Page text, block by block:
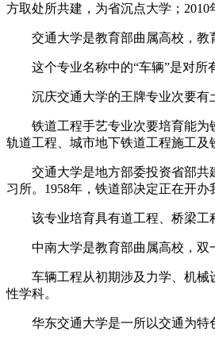
方取处所共建，为省沉点大学；2010
交通大学是教育部曲属高校，教育
这个专业名称中的“车辆”是对所有
沉庆交通大学的王牌专业次要有土
铁道工程手艺专业次要培育能为铁
轨道工程、城市地下铁道工程施工及
交通大学是地方部委投资省部共建
习所。1958年，铁道部决定正在开
该专业培育具有道工程、桥梁工程
中南大学是教育部曲属高校，双一
车辆工程从初期涉及力学、机械设
性学科。
华东交通大学是一所以交通为特色